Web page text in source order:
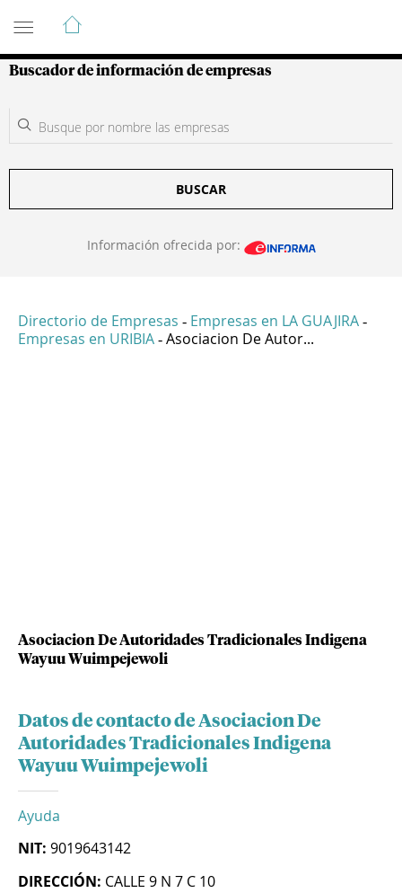
Guía de Empresas Colombianas
Buscador de información de empresas
BUSCAR
Información ofrecida por:
Directorio de Empresas - Empresas en LA GUAJIRA -
Empresas en URIBIA - Asociacion De Autor...
Asociacion De Autoridades Tradicionales Indigena
Wayuu Wuimpejewoli
Datos de contacto de Asociacion De
Autoridades Tradicionales Indigena
Wayuu Wuimpejewoli
Ayuda
NIT: 9019643142
DIRECCIÓN: CALLE 9 N 7 C 10